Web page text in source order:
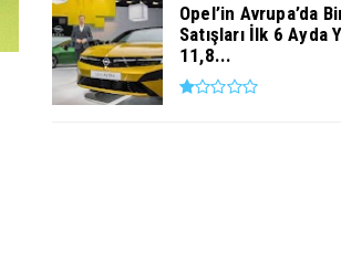
Opel’in Avrupa’da
Satışları İlk 6 Ayda
11,8...